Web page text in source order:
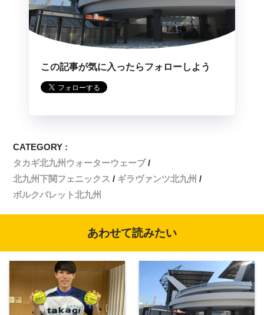
この記事が気に入ったらフォローしよう
CATEGORY :
タカギ北九州ウォーターウェーブ
北九州下関フェニックス
ギラヴァンツ北九州
ボルクバレット北九州
あわせて読みたい